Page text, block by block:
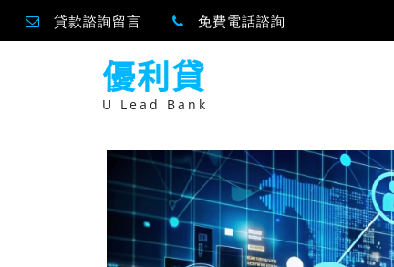
貸款諮詢留言 免費電話諮詢
優利貸
U Lead Bank